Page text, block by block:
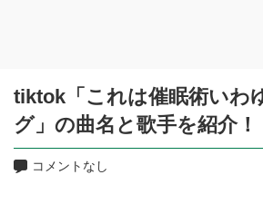
tiktok「これは催眠術いわ
グ」の曲名と歌手を紹介！
コメントなし